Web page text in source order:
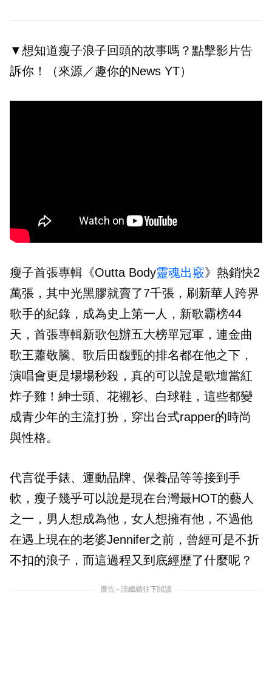
▼想知道瘦子浪子回頭的故事嗎？點擊影片告
訴你！（來源／趣你的News YT）
瘦子首張專輯《Outta Body靈魂出竅》熱銷快2
萬張，其中光黑膠就賣了7千張，刷新華人跨界
歌手的紀錄，成為史上第一人，新歌霸榜44
天，首張專輯新歌包辦五大榜單冠軍，連金曲
歌王蕭敬騰、歌后田馥甄的排名都在他之下，
演唱會更是場場秒殺，真的可以說是歌壇當紅
炸子雞！紳士頭、花襯衫、白球鞋，這些都變
成青少年的主流打扮，穿出台式rapper的時尚
與性格。
代言從手錶、運動品牌、保養品等等接到手
軟，瘦子幾乎可以說是現在台灣最HOT的藝人
之一，男人想成為他，女人想擁有他，不過他
在遇上現在的老婆Jennifer之前，曾經可是不折
不扣的浪子，而這過程又到底經歷了什麼呢？
廣告 - 請繼續往下閱讀